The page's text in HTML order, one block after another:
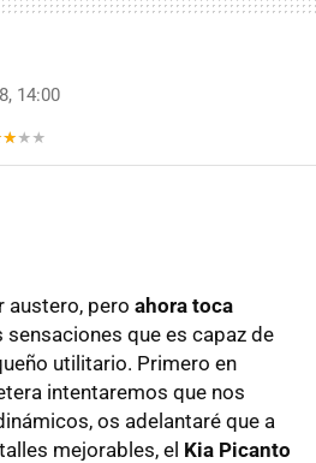
14:00
austero, pero ahora toca
sensaciones que es capaz de
utilitario. Primero en
intentaremos que nos
os adelantaré que a
mejorables, el Kia Picanto